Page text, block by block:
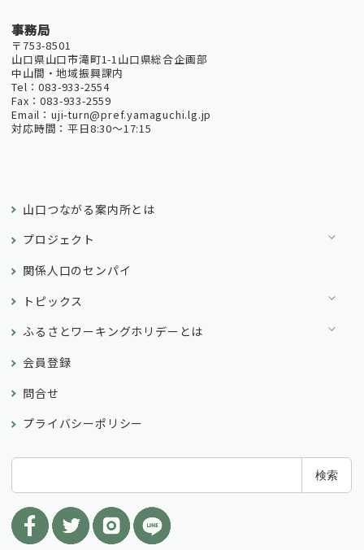
事務局
〒753-8501
山口県山口市滝町1-1山口県総合企画部
中山間・地域振興課内
Tel：083-933-2554
Fax：083-933-2559
Email：uji-turn@pref.yamaguchi.lg.jp
対応時間：平日8:30～17:15
山口つながる案内所とは
プロジェクト
関係人口のセンパイ
トピックス
ふるさとワーキングホリデーとは
会員登録
問合せ
プライバシーポリシー
索
検索